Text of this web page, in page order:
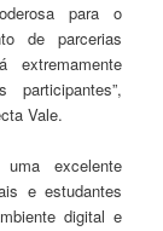
para o
de parcerias
Vale.
excelente
e estudantes
digital e